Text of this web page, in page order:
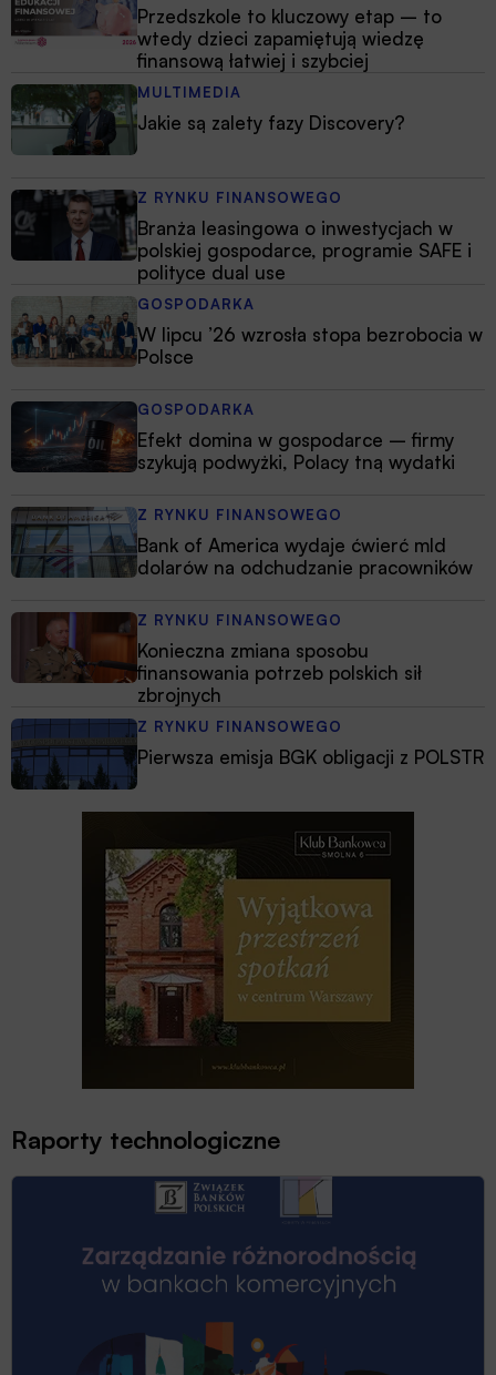
Przedszkole to kluczowy etap – to
wtedy dzieci zapamiętują wiedzę
finansową łatwiej i szybciej
MULTIMEDIA
Jakie są zalety fazy Discovery?
Z RYNKU FINANSOWEGO
Branża leasingowa o inwestycjach w
polskiej gospodarce, programie SAFE i
polityce dual use
GOSPODARKA
W lipcu ’26 wzrosła stopa bezrobocia w
Polsce
GOSPODARKA
Efekt domina w gospodarce – firmy
szykują podwyżki, Polacy tną wydatki
Z RYNKU FINANSOWEGO
Bank of America wydaje ćwierć mld
dolarów na odchudzanie pracowników
Z RYNKU FINANSOWEGO
Konieczna zmiana sposobu
finansowania potrzeb polskich sił
zbrojnych
Z RYNKU FINANSOWEGO
Pierwsza emisja BGK obligacji z POLSTR
Raporty technologiczne